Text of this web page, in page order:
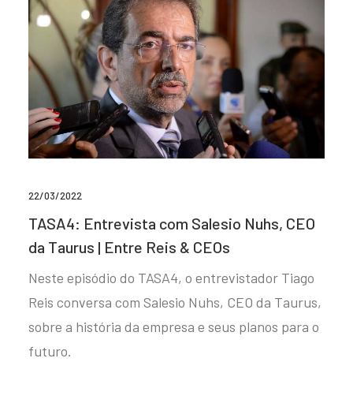
22/03/2022
TASA4: Entrevista com Salesio Nuhs, CEO
da Taurus | Entre Reis & CEOs
Neste episódio do TASA4, o entrevistador Tiago
Reis conversa com Salesio Nuhs, CEO da Taurus,
sobre a história da empresa e seus planos para o
futuro.